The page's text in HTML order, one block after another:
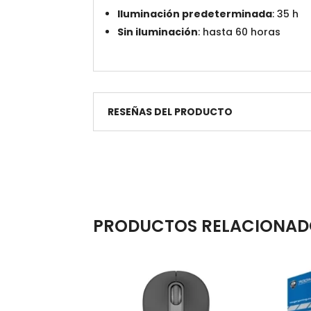
Iluminación predeterminada: 35 h
Sin iluminación: hasta 60 horas
RESEÑAS DEL PRODUCTO
PRODUCTOS